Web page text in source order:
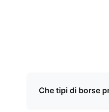
Che tipi di borse